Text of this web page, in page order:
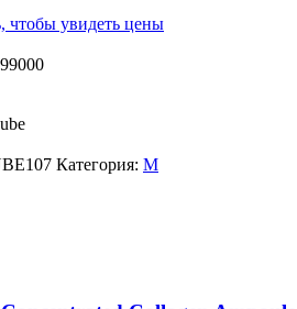
чтобы увидеть цены
Категория: M